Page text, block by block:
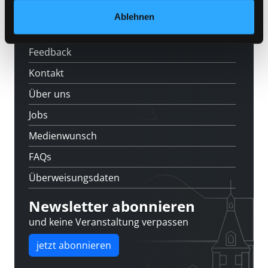
Ablehnen
Feedback
Kontakt
Über uns
Jobs
Medienwunsch
FAQs
Überweisungsdaten
Newsletter abonnieren
und keine Veranstaltung verpassen
jetzt abonnieren